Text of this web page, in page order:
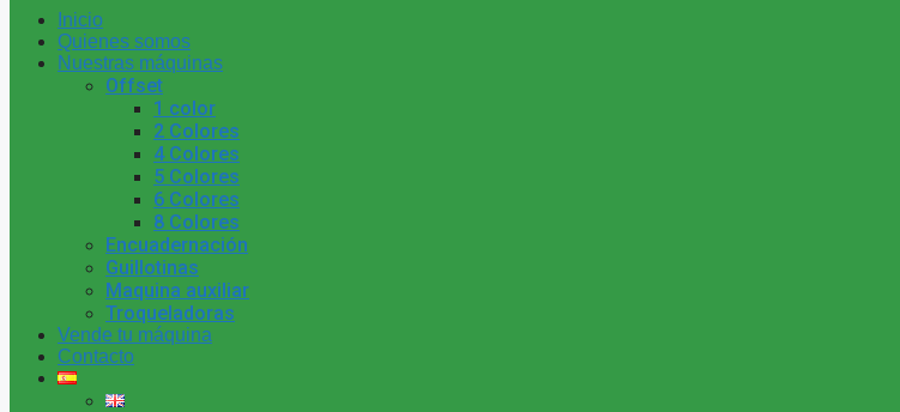
Inicio
Quienes somos
Nuestras máquinas
Offset
1 color
2 Colores
4 Colores
5 Colores
6 Colores
8 Colores
Encuadernación
Guillotinas
Maquina auxiliar
Troqueladoras
Vende tu máquina
Contacto